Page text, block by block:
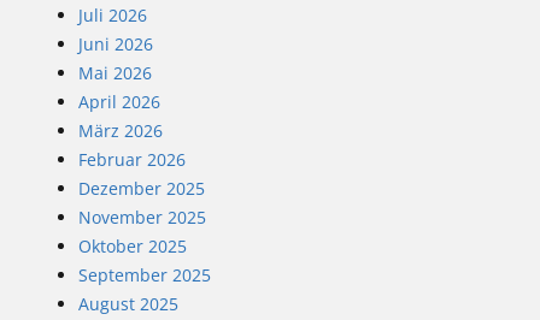
Juli 2026
Juni 2026
Mai 2026
April 2026
März 2026
Februar 2026
Dezember 2025
November 2025
Oktober 2025
September 2025
August 2025